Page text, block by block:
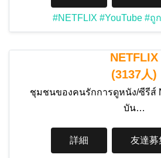
#NETFLIX #YouTube #ถู
NETFLIX
(3137人)
ชุมชนของคนรักการดูหนัง/ซีรีส์
บัน…
詳細 友達募